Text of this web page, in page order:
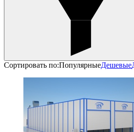
Сортировать по:ПопулярныеДешевые